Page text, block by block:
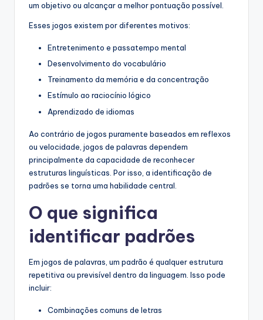
um objetivo ou alcançar a melhor pontuação possível.
Esses jogos existem por diferentes motivos:
Entretenimento e passatempo mental
Desenvolvimento do vocabulário
Treinamento da memória e da concentração
Estímulo ao raciocínio lógico
Aprendizado de idiomas
Ao contrário de jogos puramente baseados em reflexos
ou velocidade, jogos de palavras dependem
principalmente da capacidade de reconhecer
estruturas linguísticas. Por isso, a identificação de
padrões se torna uma habilidade central.
O que significa
identificar padrões
Em jogos de palavras, um padrão é qualquer estrutura
repetitiva ou previsível dentro da linguagem. Isso pode
incluir:
Combinações comuns de letras